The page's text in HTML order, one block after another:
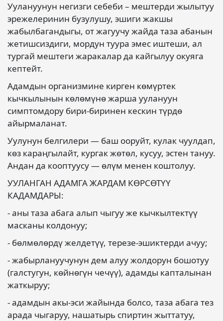
Уулануунун негизги себеби – мештерди жылытуу
эрежелеринин бузулушу, эшиги жакшы
жабылбагандыгы, от жагуучу жайда таза абанын
жетишсиздиги, мордун туура эмес иштеши, ал
тургай мештеги жаракалар да кайгылуу окуяга
кептейт.
Адамдын организмине кирген көмүртек
кычкылынын көлөмүнө жарша уулануун
симптомдору бири-биринен кескин түрдө
айырмаланат.
Уулунун белгилери — баш ооруйт, кулак чуулдап,
көз караңгылайт, кургак жөтөл, кусуу, эстен тануу.
Андан да кооптуусу — өлүм менен коштолуу.
УУЛАНГАН АДАМГА ЖАРДАМ КӨРСӨТҮҮ
КАДАМДАРЫ:
- аны таза абага алып чыгуу же кычкылтектүү
масканы колдонуу;
- бөлмөлөрдү желдетүү, терезе-эшиктерди ачуу;
- жабырлануучунун дем алуу жолдорун бошотуу
(галстугун, көйнөгүн чечүү), адамды капталынан
жаткыруу;
- адамдын акы-эси жайында болсо, таза абага тез
арада чыгаруу, нашатырь спиртин жыттатуу,